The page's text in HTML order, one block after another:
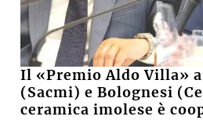
Il «Premio Aldo Villa»
(Sacmi) e Bolognesi
ceramica imolese è